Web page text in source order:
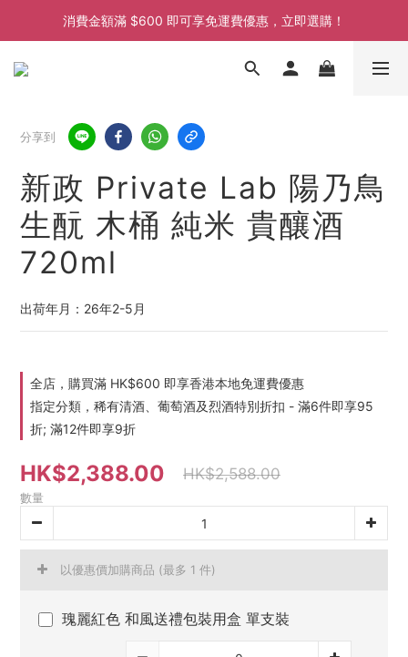
消費金額滿 $600 即可享免運費優惠，立即選購！
消費金額滿 $600 即可享免運費優惠，立即選購！
消費金額滿 $600 即可享免運費優惠，立即選購！
分享到
新政 Private Lab 陽乃鳥
生酛 木桶 純米 貴釀酒
720ml
出荷年月：26年2-5月
全店，購買滿 HK$600 即享香港本地免運費優惠
指定分類，稀有清酒、葡萄酒及烈酒特別折扣 - 滿6件即享95
折; 滿12件即享9折
HK$2,388.00 HK$2,588.00
數量
以優惠價加購商品 (最多 1 件)
瑰麗紅色 和風送禮包裝用盒 單支裝